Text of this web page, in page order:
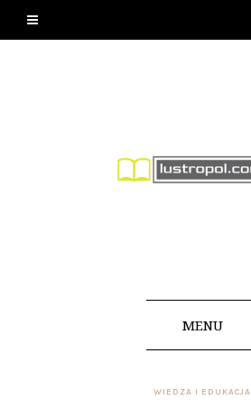
MENU
WIEDZA I EDUKACJA